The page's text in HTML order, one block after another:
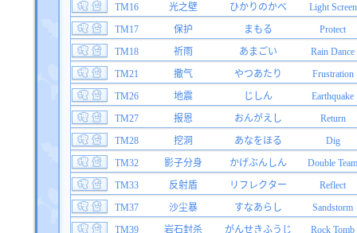
TM16
光之壁 ひかりのかべ
Light Screen
TM17
保护 まもる
Protect
TM18
祈雨 あまごい
Rain Dance
TM21
撒气 やつあたり
Frustration
TM26
地震 じしん
Earthquake
TM27
报恩 おんがえし
Return
TM28
挖洞 あなをほる
Dig
TM32
影子分身 かげぶんしん
Double Team
TM33
反射盾 リフレクター
Reflect
TM37
沙尘暴 すなあらし
Sandstorm
TM39
岩石封杀 がんせきふうじ
Rock Tomb